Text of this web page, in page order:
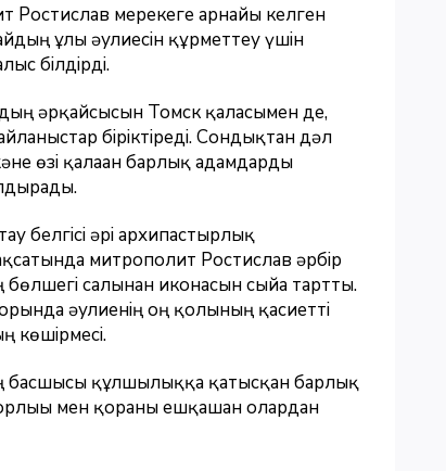
Ростислав мерекеге арнайы келген
ұлы әулиесін құрметтеу үшін
білдірді.
әрқайсысын Томск қаласымен де,
біріктіреді. Сондықтан дәл
өзі қалаған барлық адамдарды
белгісі әрі архипастырлық
митрополит Ростислав әрбір
салынған иконасын сыйға тартты.
әулиенің оң қолының қасиетті
көшірмесі.
құлшылыққа қатысқан барлық
мен қорғаны ешқашан олардан